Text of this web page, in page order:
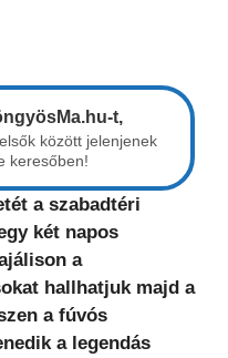
t,
között jelenjenek
keresőben!
a szabadtéri
két napos
a
hallhatjuk majd a
a fúvós
a legendás